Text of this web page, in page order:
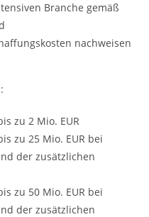
Branche gemäß
nachweisen
zu 2 Mio. EUR
zu 25 Mio. EUR bei
der zusätzlichen
zu 50 Mio. EUR bei
der zusätzlichen